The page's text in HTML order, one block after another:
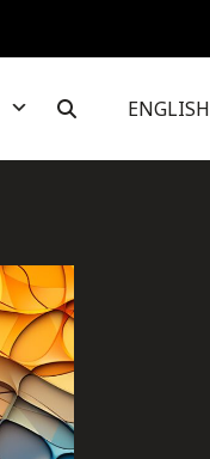
ENGLISH